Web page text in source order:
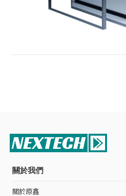
關於我們
關於原鑫